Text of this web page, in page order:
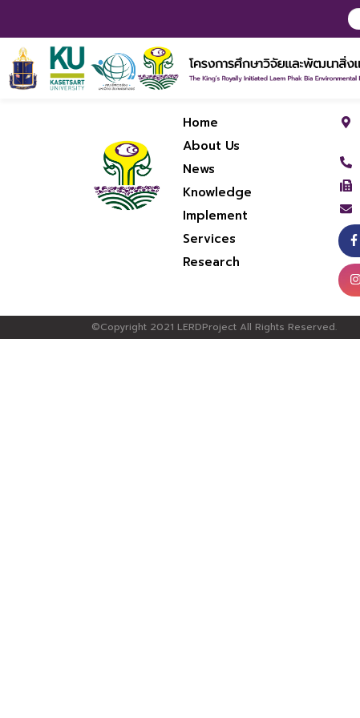
Home
About Us
News
Knowledge
Implement
Services
Research
©Copyright 2021 LERDProject All Rights Reserved.